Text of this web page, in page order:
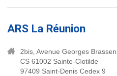
ARS La Réunion
2bis, Avenue Georges
CS 61002 Sainte-Clotilde
97409 Saint-Denis Cedex 9